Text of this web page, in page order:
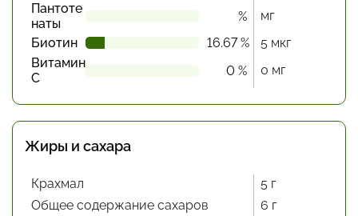
Пантоте
наты
%
мг
Биотин
16.67 %
5 мкг
Витамин
С
0 % 0 мг
Жиры и сахара
Крахмал
5 г
Общее содержание сахаров
6 г